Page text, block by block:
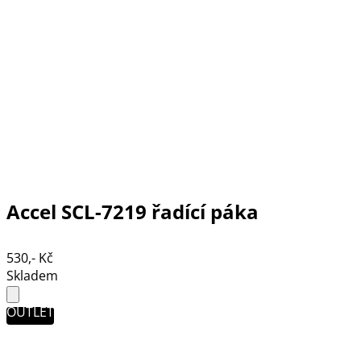
Accel SCL-7219 řadící páka
530,- Kč
Skladem
OUTLET